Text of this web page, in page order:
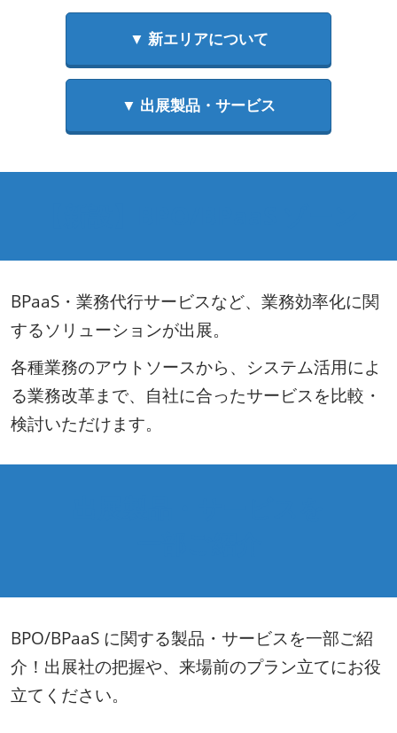
Week【東
京
｜
6
月】
▼ 新エリアについて
▼ 出展製品・サービス
BPaaS・業務代行サービスなど、業務効率化に関
するソリューションが出展。
各種業務のアウトソースから、システム活用によ
る業務改革まで、自社に合ったサービスを比較・
検討いただけます。
BPO/BPaaS に関する製品・サービスを一部ご紹
介！出展社の把握や、来場前のプラン立てにお役
立てください。